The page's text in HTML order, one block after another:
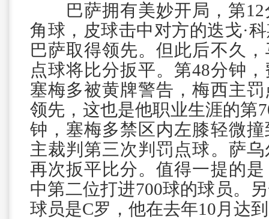
巴萨拥有美妙开局，第12
角球，皮球击中对方的迭戈·
巴萨取得领先。但此后不久
点球将比分扳平。第48分钟
塞梅多被黄牌警告，梅西主
领先，这也是他职业生涯的第
钟，塞梅多禁区内左膝轻微
主裁判第三次判罚点球。萨
再次扳平比分。值得一提的
中第二位打进700球的球员。
球员是C罗，他在去年10月达